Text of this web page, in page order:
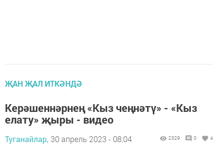
ҖАН ҖАЛ ИТКӘНДӘ
Керәшеннәрнең «Кыз чеңнәтү» - «Кыз
елату» җыры - видео
Туганайлар, 30 апрель 2023 - 08:04 2329 0 4